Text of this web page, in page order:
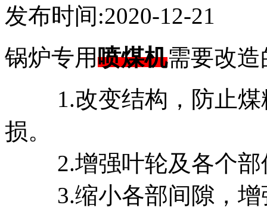
发布时间:2020-12-21
锅炉专用喷煤机需要改造
1.改变结构，防止煤
损。
2.增强叶轮及各个部
3.缩小各部间隙，增